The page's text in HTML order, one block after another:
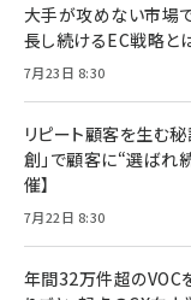
大手が攻めない市場
長し続けるEC戦略と
7月23日 8:30
リピート顧客を生む秘
創」で顧客に“選ばれ
催】
7月22日 8:30
年間32万件超のVOC